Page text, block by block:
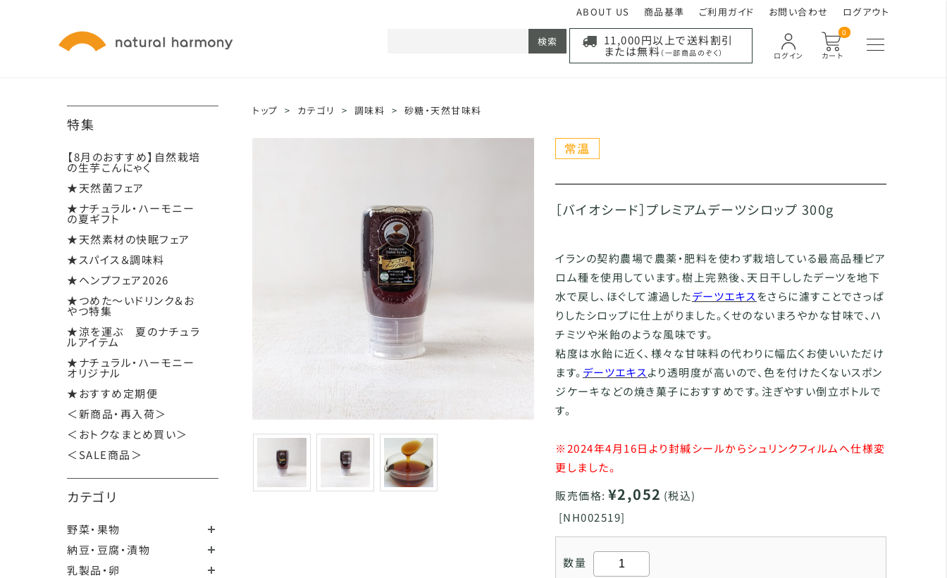
ABOUT US 商品基準 ご利用ガイド お問い合わせ ログアウト
カート
0
ログイン
11,000円以上で送料割引
または無料 （一部商品のぞく）
検索
特集
【8月のおすすめ】自然栽培
の生芋こんにゃく
★天然菌フェア
★ナチュラル・ハーモニー
の夏ギフト
★天然素材の快眠フェア
★スパイス＆調味料
★ヘンプフェア2026
★つめた～いドリンク＆お
やつ特集
★涼を運ぶ 夏のナチュラ
ルアイテム
★ナチュラル・ハーモニー
オリジナル
★おすすめ定期便
＜新商品・再入荷＞
＜おトクなまとめ買い＞
＜SALE商品＞
カテゴリ
野菜・果物
納豆・豆腐・漬物
乳製品・卵
トップ > カテゴリ > 調味料 > 砂糖・天然甘味料
［バイオシード］プレミアムデーツシロップ 300g
イランの契約農場で農薬・肥料を使わず栽培している最高品種ピア
ロム種を使用しています。樹上完熟後、天日干ししたデーツを地下
水で戻し、ほぐして濾過したデーツエキスをさらに濾すことでさっぱ
りしたシロップに仕上がりました。くせのないまろやかな甘味で、ハ
チミツや米飴のような風味です。
粘度は水飴に近く、様々な甘味料の代わりに幅広くお使いいただけ
ます。 デーツエキスより透明度が高いので、色を付けたくないスポン
ジケーキなどの焼き菓子におすすめです。注ぎやすい倒立ボトルで
す。
※2024年4月16日より封緘シールからシュリンクフィルムへ仕様変
更しました。
販売価格: ¥2,052 (税込)
[NH002519]
数量